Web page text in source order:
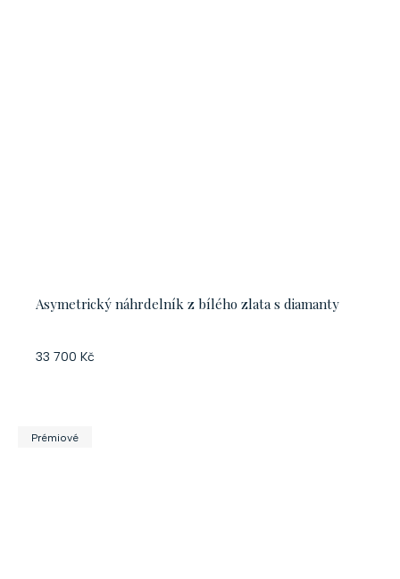
Asymetrický náhrdelník z bílého zlata s diamanty
33 700 Kč
Prémiové